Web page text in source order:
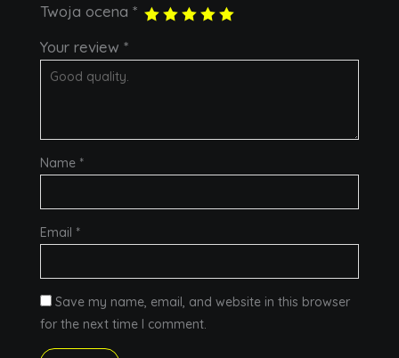
Twoja ocena *
Your review *
Name *
Email *
Save my name, email, and website in this browser
for the next time I comment.